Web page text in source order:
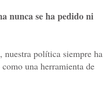
nunca se ha pedido ni
nuestra política siempre ha
una herramienta de